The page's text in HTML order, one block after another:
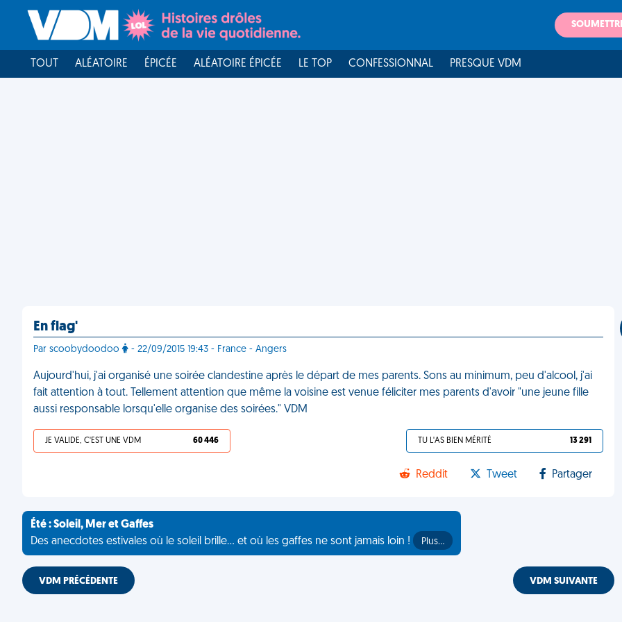
TOUT ALÉATOIRE ÉPICÉE ALÉATOIRE ÉPICÉE LE TOP CONFESSIONNAL PRESQUE VDM
En flag'
Par scoobydoodoo - 22/09/2015 19:43 - France - Angers
Aujourd'hui, j'ai organisé une soirée clandestine après le départ de mes parents. Sons au minimum, peu d'alcool, j'ai
fait attention à tout. Tellement attention que même la voisine est venue féliciter mes parents d'avoir "une jeune fille
aussi responsable lorsqu'elle organise des soirées." VDM
JE VALIDE, C'EST UNE VDM 60 446 TU L'AS BIEN MÉRITÉ 13 291
Reddit Tweet Partager
Été : Soleil, Mer et Gaffes
Des anecdotes estivales où le soleil brille... et où les gaffes ne sont jamais loin !
Plus…
VDM PRÉCÉDENTE VDM SUIVANTE